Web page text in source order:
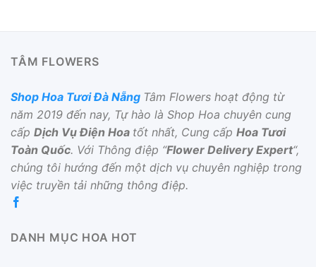
TÂM FLOWERS
Shop Hoa Tươi Đà Nẵng Tâm Flowers hoạt động từ
năm 2019 đến nay, Tự hào là Shop Hoa chuyên cung
cấp Dịch Vụ Điện Hoa tốt nhất, Cung cấp Hoa Tươi
Toàn Quốc. Với Thông điệp “Flower Delivery Expert“,
chúng tôi hướng đến một dịch vụ chuyên nghiệp trong
việc truyền tải những thông điệp.
DANH MỤC HOA HOT